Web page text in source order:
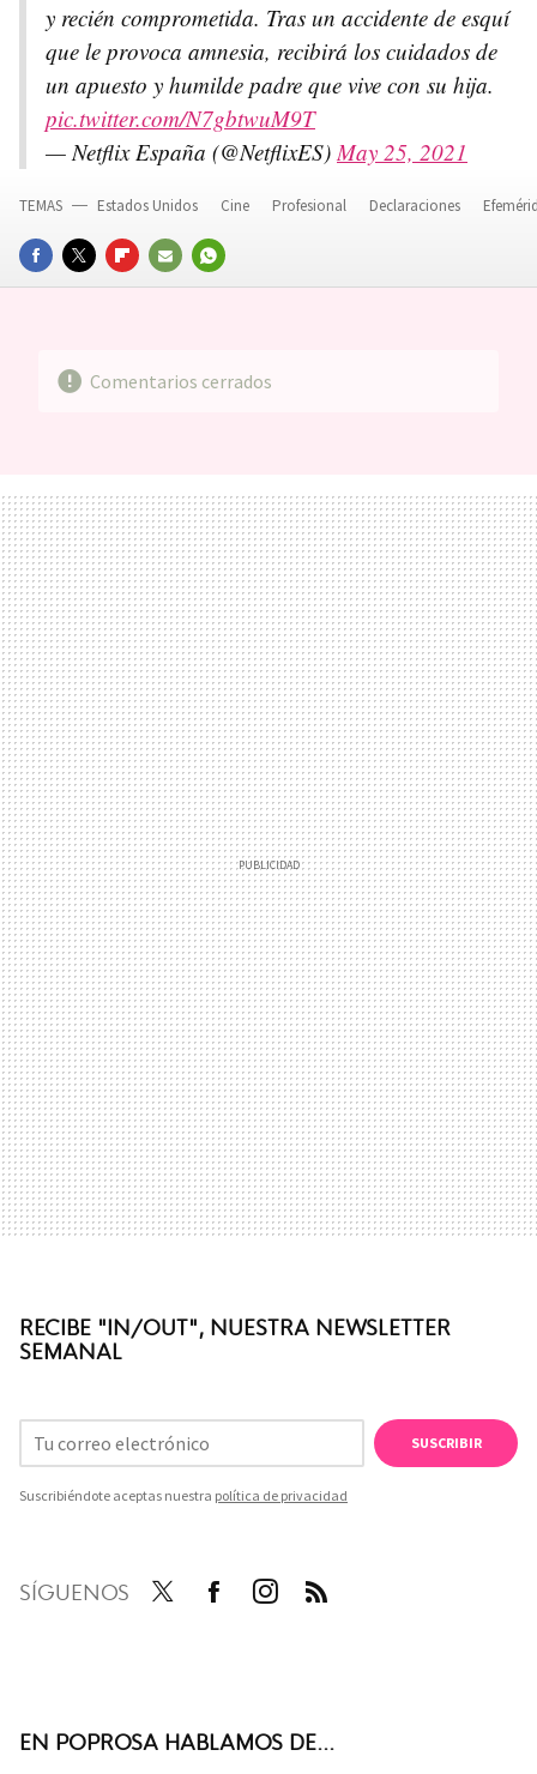
y recién comprometida. Tras un accidente de esquí
que le provoca amnesia, recibirá los cuidados de
un apuesto y humilde padre que vive con su hija.
pic.twitter.com/N7gbtwuM9T
— Netflix España (@NetflixES) May 25, 2021
FACEBOOKTWITTERFLIPBOARD
E-
WHATSAPP
TEMAS Estados Unidos Cine Profesional Declaraciones
Comentarios cerrados
RECIBE "IN/OUT", NUESTRA NEWSLETTER
SEMANAL
SUSCRIBIR
Suscribiéndote aceptas nuestra política de privacidad
SÍGUENOS
EN POPROSA HABLAMOS DE...